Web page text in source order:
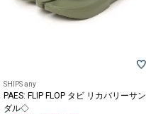
SHIPS any
PAES: FLIP FLOP タビ リカバリーサン
ダル◇